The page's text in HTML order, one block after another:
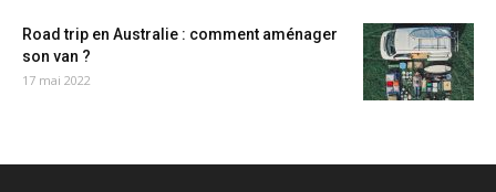
Road trip en Australie : comment aménager
son van ?
17 mai 2022